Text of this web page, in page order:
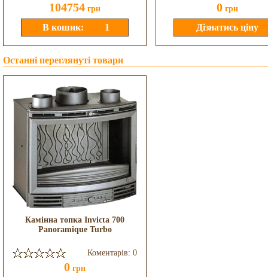
104754 грн 0 грн
Останні переглянуті товари
Камінна топка Invicta 700
Panoramique Turbo
Коментарів: 0
0 грн